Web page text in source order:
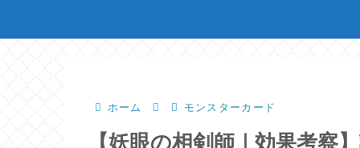
ホーム モンスターカード
【妖眼の相剣師｜効果考察